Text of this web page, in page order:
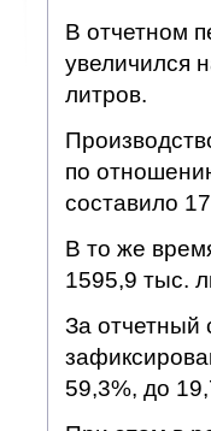
В отчетном
увеличился
литров.
по
составило
В то же
1595,9 тыс.
За отчетный
59,3%, до